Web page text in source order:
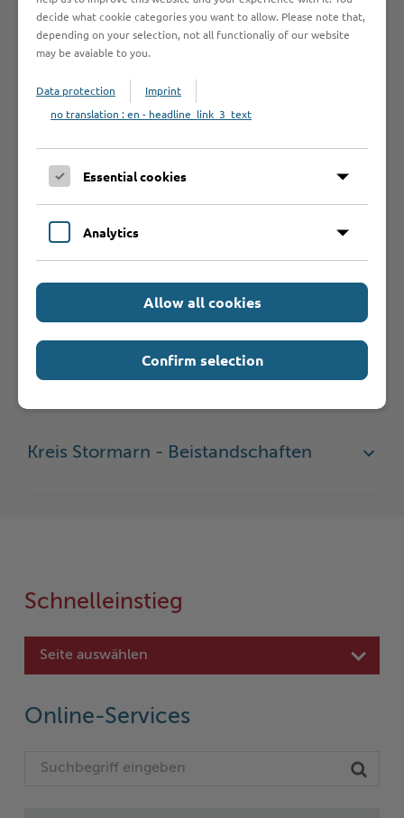
beachten?
Bearbeitungsdauer
Rechtsgrundlage
Rechtsbehelf
Hilfe & Kontakt:
Kreis Stormarn - Beistandschaften
Schnelleinstieg
Seite auswählen
Online-Services
decide what cookie categories you want to allow. Please note that,
depending on your selection, not all functionaliy of our website
may be avaiable to you.
Data protection
Imprint
no translation : en - headline_link_3_text
Essential cookies
Analytics
Allow all cookies
Confirm selection